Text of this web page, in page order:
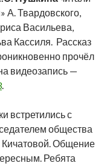
А. Твардовского,
Васильева,
Кассиля. Рассказ
прочёл
видеозапись —
.
встретились с
общества
Кичатовой. Общение
Ребята